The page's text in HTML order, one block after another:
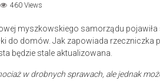
460 Views
myszkowskiego samorządu
do domów. Jak zapowiada
będzie stale aktualizowana.
w drobnych sprawach, ale jednak